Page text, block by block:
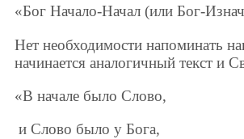
«Бог Начало-Начал (или Бог-
Нет необходимости напоминать
начинается аналогичный текст и
«В начале было Слово,
и Слово было у Бога,